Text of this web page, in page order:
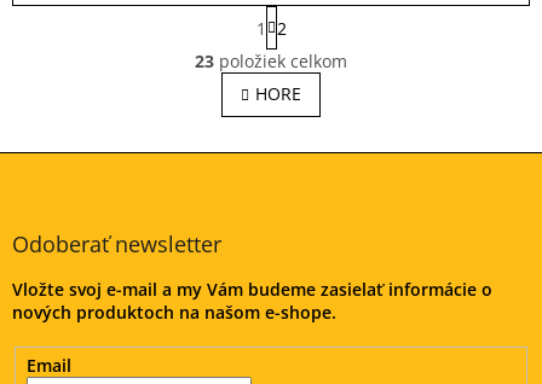
O
v
l
á
r
v
k
y
S
t
r
á
n
k
v
1
2
23 položiek celkom
HORE
Z
Odoberať newsletter
Vložte svoj e-mail a my Vám budeme zasielať informácie o
nových produktoch na našom e-shope.
Email